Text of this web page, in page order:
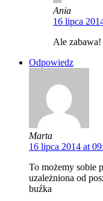
Ania
16 lipca
Ale
Odpowiedz
Marta
16 lipca 2014 at
To możemy sobie
uzależniona od
buźka